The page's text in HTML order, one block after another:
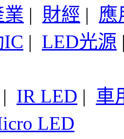
業 | 財經 | 應
| LED光源
| IR LED | 車
LED